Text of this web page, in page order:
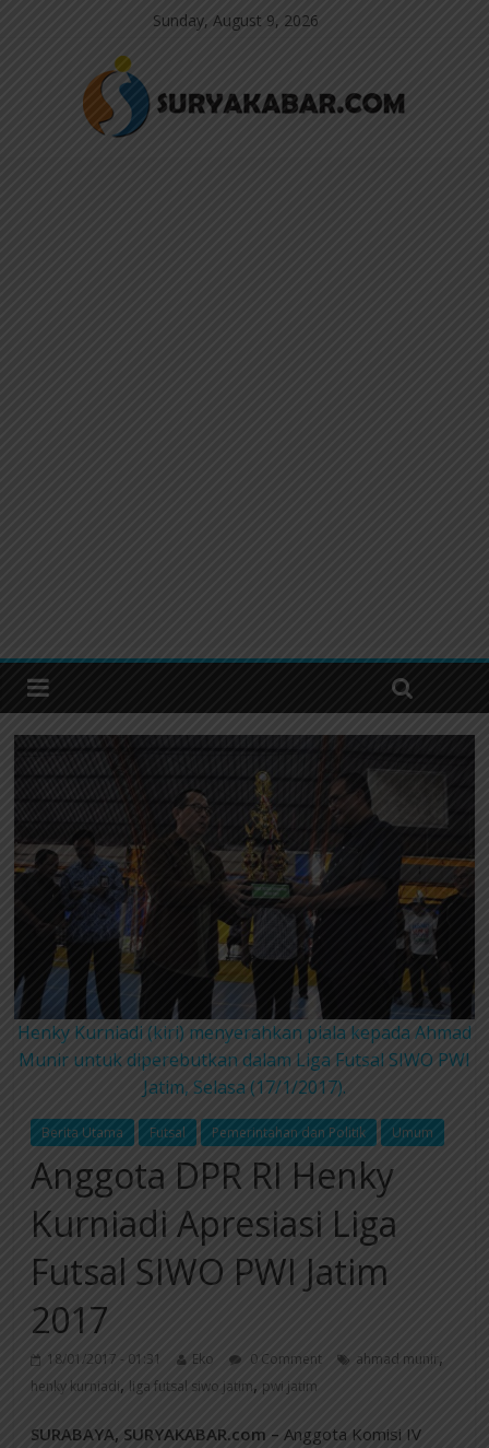
Sunday, August 9, 2026
Henky Kurniadi (kiri) menyerahkan piala kepada Ahmad
Munir untuk diperebutkan dalam Liga Futsal SIWO PWI
Jatim, Selasa (17/1/2017).
Berita Utama Futsal Pemerintahan dan Politik Umum
Anggota DPR RI Henky
Kurniadi Apresiasi Liga
Futsal SIWO PWI Jatim
2017
18/01/2017 - 01:31 Eko 0 Comment ahmad munir,
henky kurniadi, liga futsal siwo jatim, pwi jatim
SURABAYA, SURYAKABAR.com – Anggota Komisi IV